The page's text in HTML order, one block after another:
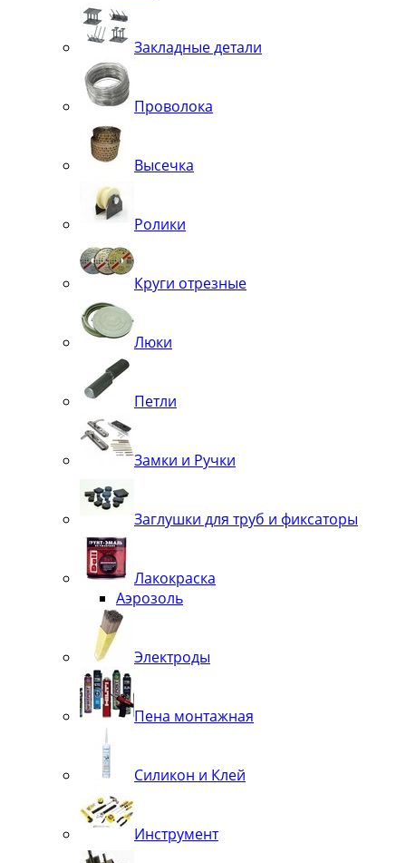
Закладные детали
Проволока
Высечка
Ролики
Круги отрезные
Люки
Петли
Замки и Ручки
Заглушки для труб и фиксаторы
Лакокраска
Аэрозоль
Электроды
Пена монтажная
Силикон и Клей
Инструмент